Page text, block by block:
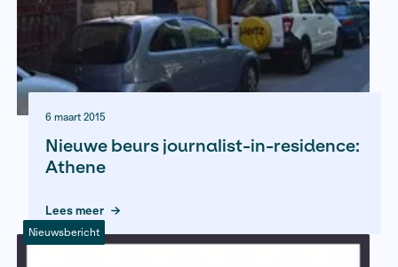
20 april 2015
Nominaties Brusseprijs 2015
Lees meer
Nieuwsbericht